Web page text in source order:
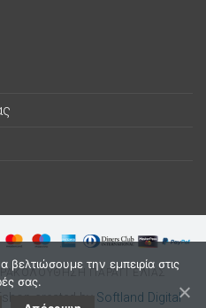
ΠΑΡΑΓΓΕΛΙΑΣ
created by Softland Digital
βελτιώσουμε την εμπειρία στις
σας.